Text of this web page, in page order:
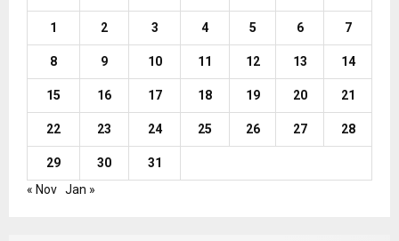
1 2 3 4 5 6 7
8 9 10 11 12 13 14
15 16 17 18 19 20 21
22 23 24 25 26 27 28
29 30
31
« Nov Jan »